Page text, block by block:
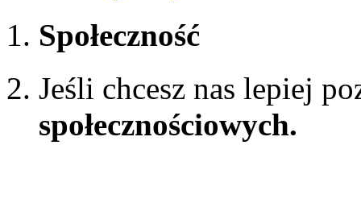
Społeczność
Jeśli chcesz nas lepiej
społecznościowych.